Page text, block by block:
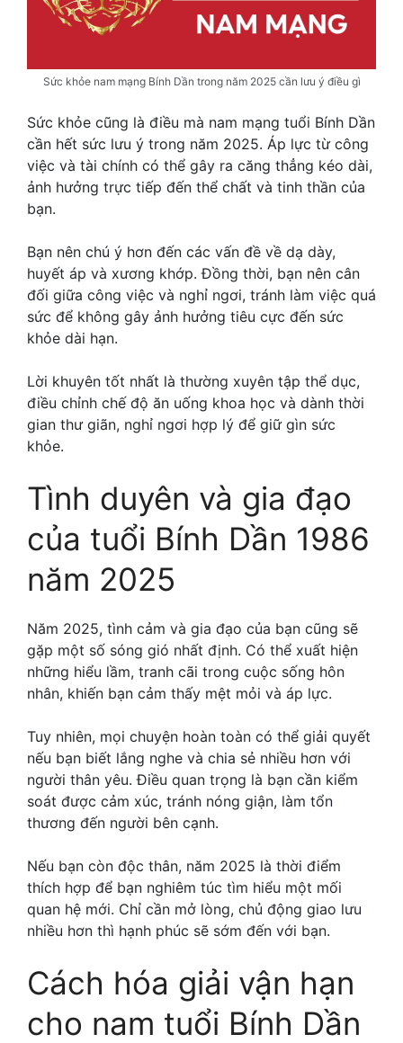
Sức khỏe nam mạng Bính Dần trong năm 2025 cần lưu ý điều gì
Sức khỏe cũng là điều mà nam mạng tuổi Bính Dần
cần hết sức lưu ý trong năm 2025. Áp lực từ công
việc và tài chính có thể gây ra căng thẳng kéo dài,
ảnh hưởng trực tiếp đến thể chất và tinh thần của
bạn.
Bạn nên chú ý hơn đến các vấn đề về dạ dày,
huyết áp và xương khớp. Đồng thời, bạn nên cân
đối giữa công việc và nghỉ ngơi, tránh làm việc quá
sức để không gây ảnh hưởng tiêu cực đến sức
khỏe dài hạn.
Lời khuyên tốt nhất là thường xuyên tập thể dục,
điều chỉnh chế độ ăn uống khoa học và dành thời
gian thư giãn, nghỉ ngơi hợp lý để giữ gìn sức
khỏe.
Tình duyên và gia đạo
của tuổi Bính Dần 1986
năm 2025
Năm 2025, tình cảm và gia đạo của bạn cũng sẽ
gặp một số sóng gió nhất định. Có thể xuất hiện
những hiểu lầm, tranh cãi trong cuộc sống hôn
nhân, khiến bạn cảm thấy mệt mỏi và áp lực.
Tuy nhiên, mọi chuyện hoàn toàn có thể giải quyết
nếu bạn biết lắng nghe và chia sẻ nhiều hơn với
người thân yêu. Điều quan trọng là bạn cần kiểm
soát được cảm xúc, tránh nóng giận, làm tổn
thương đến người bên cạnh.
Nếu bạn còn độc thân, năm 2025 là thời điểm
thích hợp để bạn nghiêm túc tìm hiểu một mối
quan hệ mới. Chỉ cần mở lòng, chủ động giao lưu
nhiều hơn thì hạnh phúc sẽ sớm đến với bạn.
Cách hóa giải vận hạn
cho nam tuổi Bính Dần